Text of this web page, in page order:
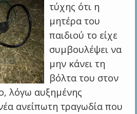
τύχης ότι η
μητέρα του
παιδιού το είχε
συμβουλέψει να
μην κάνει τη
βόλτα του στον
λόγω αυξημένης
ανείπωτη τραγωδία που